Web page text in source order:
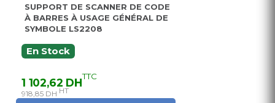
SUPPORT DE SCANNER DE CODE
À BARRES À USAGE GÉNÉRAL DE
SYMBOLE LS2208
En Stock
1 102,62 DHTTC
918,85 DH HT